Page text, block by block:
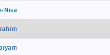
Nisa